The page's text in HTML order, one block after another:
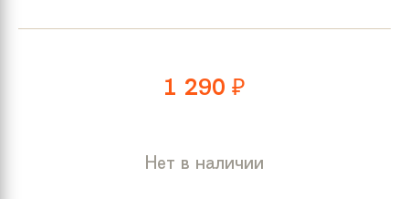
1 290 ₽
Нет в наличии